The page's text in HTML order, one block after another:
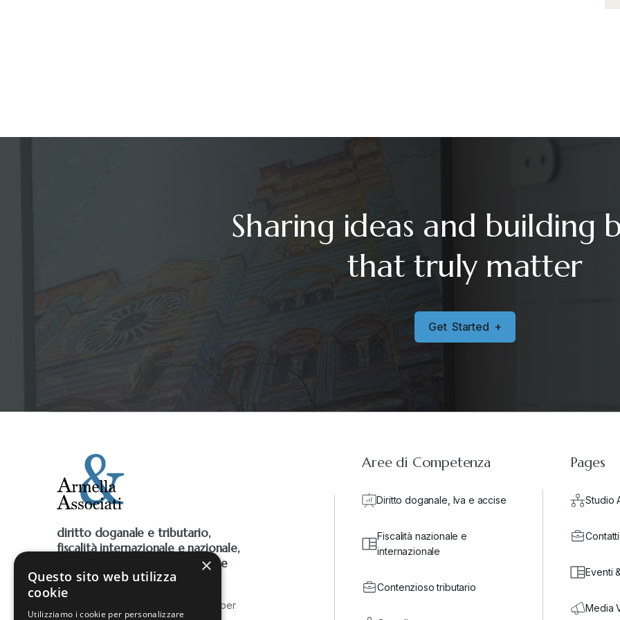
Sharing ideas and building
that truly matter
Get Started +
diritto doganale e tributario,
fiscalità internazionale e nazionale,
Iva, accise, fiscalità ambientale e
contenzioso tributario
Lo Studio è al fianco delle imprese per
Aree di Competenza
Diritto doganale, Iva e accise
Fiscalità nazionale e
internazionale
Contenzioso tributario
Pages
Studio
Contatti
Eventi
Media
×
Questo sito web utilizza
cookie
Utilizziamo i cookie per personalizzare